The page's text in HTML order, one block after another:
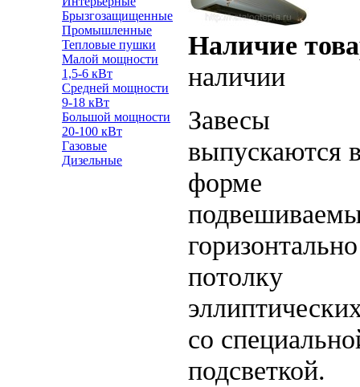
Брызгозащищенные
Промышленные
Тепловые пушки
Малой мощности
1,5-6 кВт
Средней мощности
9-18 кВт
Большой мощности
20-100 кВт
Газовые
Дизельные
Наличие
наличии
Завесы
выпускаются
форме
потолку
со
подсветкой.